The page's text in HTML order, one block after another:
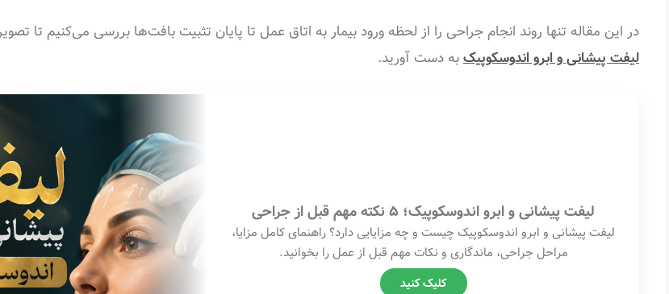
در این مقاله تنها روند انجام جراحی را از لحظه ورود بیمار به اتاق عمل تا پایان تثبیت بافت‌ها بررسی می‌کنیم تا
لیفت پیشانی و ابرو اندوسکوپیکبه دست آورید.
لیفت پیشانی و ابرو اندوسکوپیک؛ 5 نکته مهم قبل از جراحی
لیفت پیشانی و ابرو اندوسکوپیک چیست و چه مزایایی دارد؟ راهنمای کامل مزایا،
مراحل جراحی، ماندگاری و نکات مهم قبل از عمل را بخوانید.
کلیک کنید